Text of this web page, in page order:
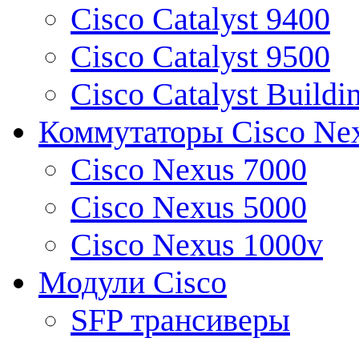
Cisco Catalyst 9400
Cisco Catalyst 9500
Cisco Catalyst
Коммутаторы Cisco
Cisco Nexus 7000
Cisco Nexus 5000
Cisco Nexus 1000v
Модули Cisco
SFP трансиверы